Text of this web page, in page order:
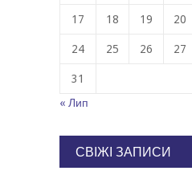
17 18 19 20
24 25 26 27
31
« Лип
СВІЖІ ЗАПИСИ